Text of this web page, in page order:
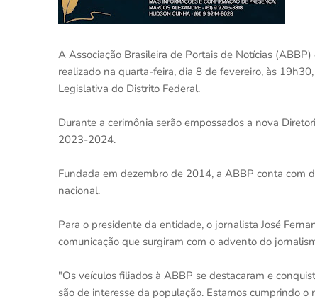
A Associação Brasileira de Portais de Notícias
realizado na quarta-feira, dia 8 de fevereiro, às
Legislativa do Distrito Federal.
Durante a cerimônia serão empossados a nova
2023-2024.
Fundada em dezembro de 2014, a ABBP conta com
nacional.
Para o presidente da entidade, o jornalista José
comunicação que surgiram com o advento do
"Os veículos filiados à ABBP se destacaram e
são de interesse da população. Estamos cumprindo